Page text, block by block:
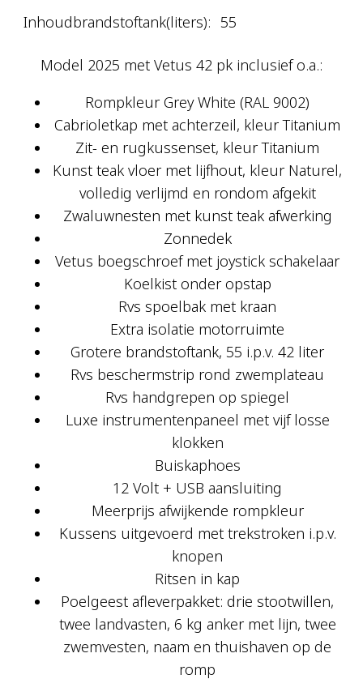
Inhoudbrandstoftank(liters): 55
Model 2025 met Vetus 42 pk inclusief o.a.:
Rompkleur Grey White (RAL 9002)
Cabrioletkap met achterzeil, kleur Titanium
Zit- en rugkussenset, kleur Titanium
Kunst teak vloer met lijfhout, kleur Naturel,
volledig verlijmd en rondom afgekit
Zwaluwnesten met kunst teak afwerking
Zonnedek
Vetus boegschroef met joystick schakelaar
Koelkist onder opstap
Rvs spoelbak met kraan
Extra isolatie motorruimte
Grotere brandstoftank, 55 i.p.v. 42 liter
Rvs beschermstrip rond zwemplateau
Rvs handgrepen op spiegel
Luxe instrumentenpaneel met vijf losse
klokken
Buiskaphoes
12 Volt + USB aansluiting
Meerprijs afwijkende rompkleur
Kussens uitgevoerd met trekstroken i.p.v.
knopen
Ritsen in kap
Poelgeest afleverpakket: drie stootwillen,
twee landvasten, 6 kg anker met lijn, twee
zwemvesten, naam en thuishaven op de
romp